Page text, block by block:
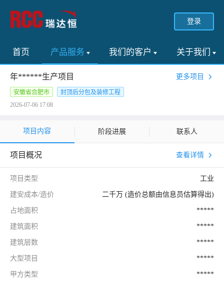
登录
首页 产品服务 我们的客户 关于我们
年******生产项目 更多项目
安徽省合肥市
封顶后分包及装修工程
2026-07-06 17:08
项目内容 阶段进展 联系人
项目概况 查看详情
项目类型 工业
建安成本/造价 二千万 (造价总额由信息员估算得出)
占地面积 *****
建筑面积 *****
建筑层数 *****
大型项目 *****
甲方类型 *****